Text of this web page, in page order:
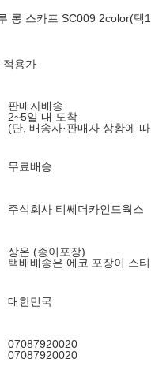
롱 스카프 SC009 2color(택
적용가
판매자배송
2~5일 내 도착
(단, 배송사·판매자 상황에
무료배송
주식회사 티쎄더카인드웍스
상온 (종이포장)
택배배송은 에코 포장이 스
대한민국
07087920020
07087920020